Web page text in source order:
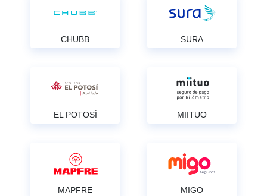
CHUBB SURA
EL POTOSÍ MIITUO
MAPFRE MIGO